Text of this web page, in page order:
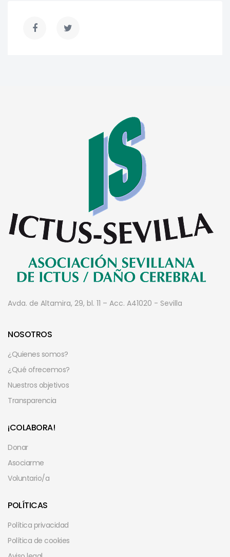
Avda. de Altamira, 29, bl. 11 – Acc. A41020 - Sevilla
NOSOTROS
¿Quienes somos?
¿Qué ofrecemos?
Nuestros objetivos
Transparencia
¡COLABORA!
Donar
Asociarme
Voluntario/a
POLÍTICAS
Política privacidad
Política de cookies